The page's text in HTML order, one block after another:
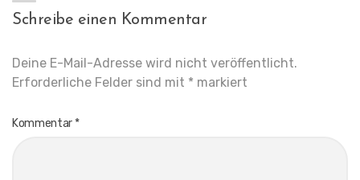
Schreibe einen Kommentar
Deine E-Mail-Adresse wird nicht veröffentlicht.
Erforderliche Felder sind mit * markiert
Kommentar *